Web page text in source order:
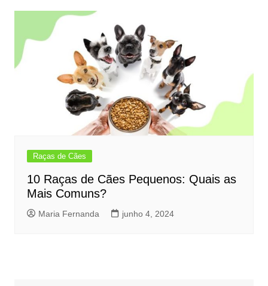
Raças de Cães
10 Raças de Cães Pequenos: Quais as
Mais Comuns?
Maria Fernanda junho 4, 2024